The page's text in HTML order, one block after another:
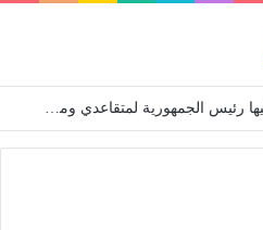
إشادة قوية بالعناية التي يوليها رئيس الجمهورية لمتقاعدي ومعطوبي وكبار جرحى الجيش الوطني الشعبي